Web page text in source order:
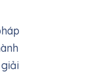
lý toàn
lập, soạn
thể.